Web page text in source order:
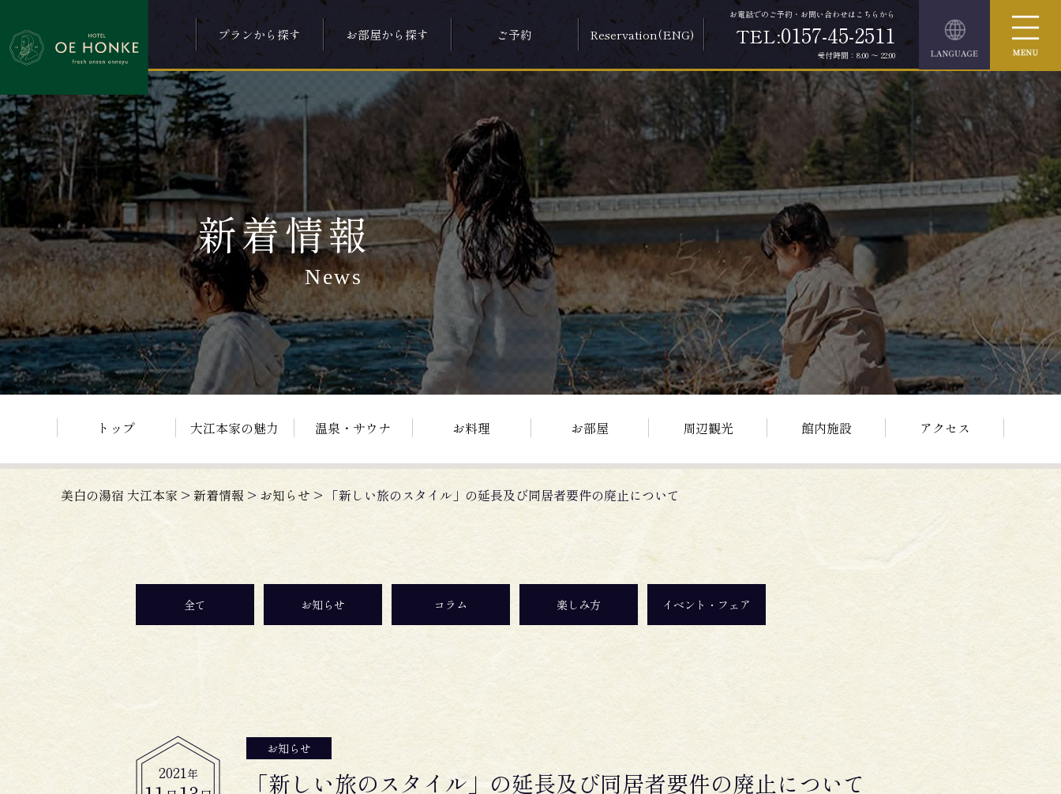
プランから探す お部屋から探す ご予約 Reservation(ENG)
お電話でのご予約・お問い合わせはこちらから
TEL:0157-45-2511
受付時間：8:00 ～ 22:00
新着情報
News
トップ 大江本家の魅力 温泉・サウナ お料理 お部屋 周辺観光 館内施設 アクセス
美白の湯宿 大江本家 > 新着情報 > お知らせ > 「新しい旅のスタイル」の延長及び同居者要件の廃止について
全て お知らせ コラム 楽しみ方 イベント・フェア
2021 年
お知らせ
「新しい旅のスタイル」の延長及び同居者要件の廃止について